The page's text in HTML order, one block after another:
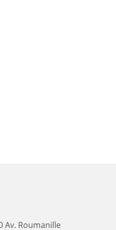
Av. Roumanille